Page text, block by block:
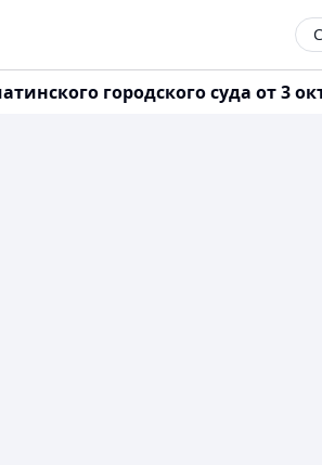
городского суда от 3